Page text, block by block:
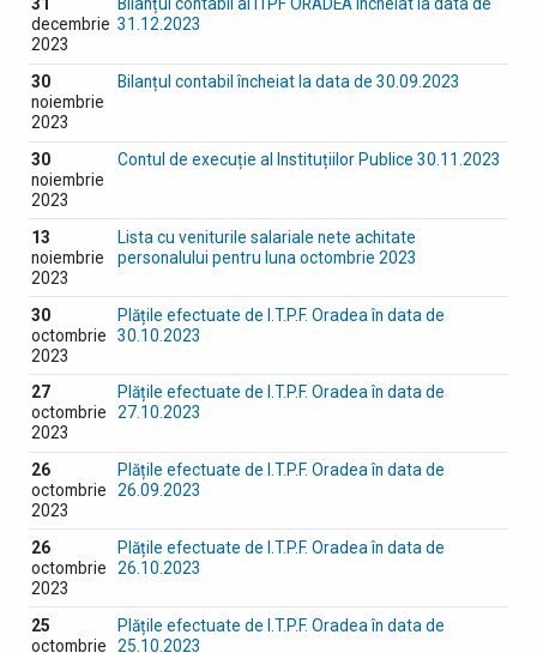
31
decembrie
2023
Bilanțul contabil al ITPF ORADEA încheiat la data de
31.12.2023
30
noiembrie
2023
Bilanțul contabil încheiat la data de 30.09.2023
30
noiembrie
2023
Contul de execuție al Instituțiilor Publice 30.11.2023
13
noiembrie
2023
Lista cu veniturile salariale nete achitate
personalului pentru luna octombrie 2023
30
octombrie
2023
Plățile efectuate de I.T.P.F. Oradea în data de
30.10.2023
27
octombrie
2023
Plățile efectuate de I.T.P.F. Oradea în data de
27.10.2023
26
octombrie
2023
Plățile efectuate de I.T.P.F. Oradea în data de
26.09.2023
26
octombrie
2023
Plățile efectuate de I.T.P.F. Oradea în data de
26.10.2023
25
octombrie
Plățile efectuate de I.T.P.F. Oradea în data de
25.10.2023